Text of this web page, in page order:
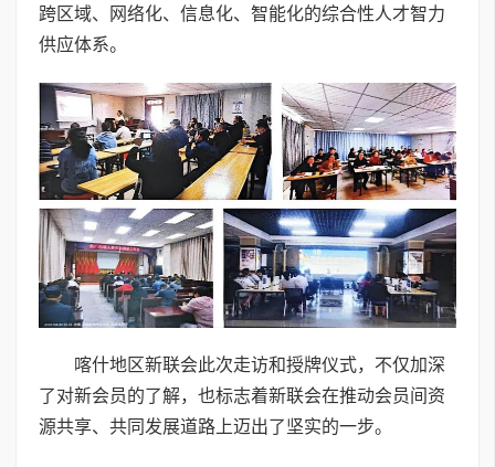
跨区域、网络化、信息化、智能化的综合性人才智力
供应体系。
喀什地区新联会此次走访和授牌仪式，不仅加深
了对新会员的了解，也标志着新联会在推动会员间资
源共享、共同发展道路上迈出了坚实的一步。